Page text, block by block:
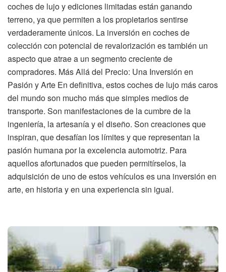
coches de lujo y ediciones limitadas están ganando
terreno, ya que permiten a los propietarios sentirse
verdaderamente únicos. La inversión en coches de
colección con potencial de revalorización es también un
aspecto que atrae a un segmento creciente de
compradores. Más Allá del Precio: Una Inversión en
Pasión y Arte En definitiva, estos coches de lujo más caros
del mundo son mucho más que simples medios de
transporte. Son manifestaciones de la cumbre de la
ingeniería, la artesanía y el diseño. Son creaciones que
inspiran, que desafían los límites y que representan la
pasión humana por la excelencia automotriz. Para
aquellos afortunados que pueden permitírselos, la
adquisición de uno de estos vehículos es una inversión en
arte, en historia y en una experiencia sin igual.